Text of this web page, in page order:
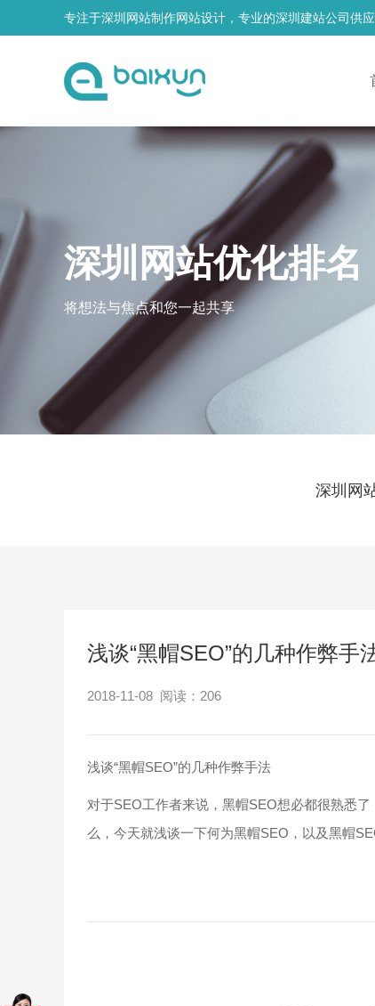
专注于深圳网站制作网站设计，专业的深圳建站公司供应
深圳网站优化排名
将想法与焦点和您一起共享
深圳网
浅谈“黑帽SEO”的几种作弊手
2018-11-08 阅读： 206
浅谈“黑帽SEO”的几种作弊手法
对于SEO工作者来说，黑帽SEO想必都很熟悉
么，今天就浅谈一下何为黑帽SEO，以及黑帽